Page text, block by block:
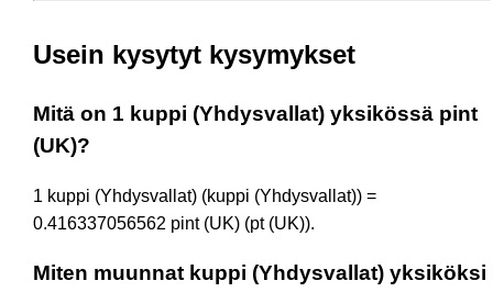
Usein kysytyt kysymykset
Mitä on 1 kuppi (Yhdysvallat) yksikössä pint
(UK)?
1 kuppi (Yhdysvallat) (kuppi (Yhdysvallat)) =
0.416337056562 pint (UK) (pt (UK)).
Miten muunnat kuppi (Yhdysvallat) yksiköksi